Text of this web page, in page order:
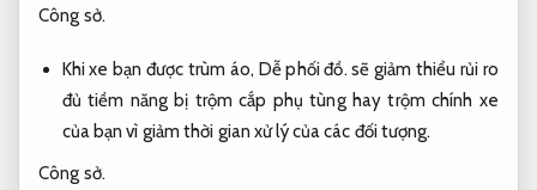
Công sở.
Khi xe bạn được trùm áo, Dễ phối đồ. sẽ giảm thiểu rủi ro
đủ tiềm năng bị trộm cắp phụ tùng hay trộm chính xe
của bạn vì giảm thời gian xử lý của các đối tượng.
Công sở.